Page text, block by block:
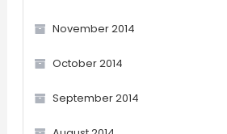
November 2014
October 2014
September 2014